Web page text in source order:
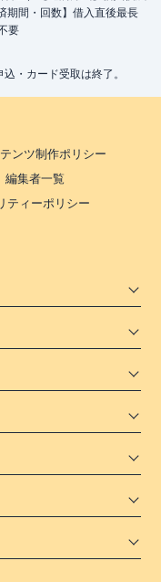
期間・回数】借入直後最長
要
・カード受取は終了。
ンツ制作ポリシー
編集者一覧
ティーポリシー